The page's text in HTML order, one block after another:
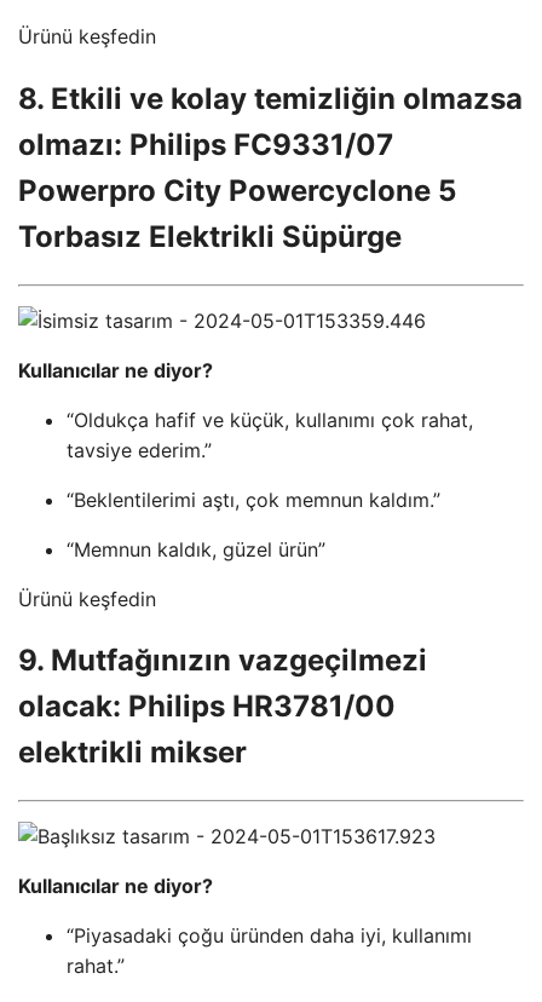
Ürünü keşfedin
8. Etkili ve kolay temizliğin olmazsa
olmazı: Philips FC9331/07
Powerpro City Powercyclone 5
Torbasız Elektrikli Süpürge
Kullanıcılar ne diyor?
“Oldukça hafif ve küçük, kullanımı çok rahat,
tavsiye ederim.”
“Beklentilerimi aştı, çok memnun kaldım.”
“Memnun kaldık, güzel ürün”
Ürünü keşfedin
9. Mutfağınızın vazgeçilmezi
olacak: Philips HR3781/00
elektrikli mikser
Kullanıcılar ne diyor?
“Piyasadaki çoğu üründen daha iyi, kullanımı
rahat.”